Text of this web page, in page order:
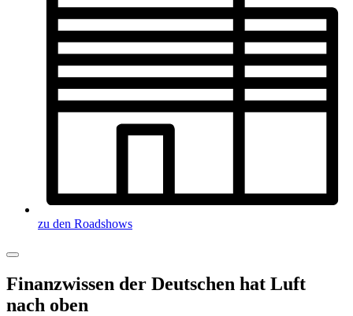
zu den Roadshows
Finanzwissen der Deutschen hat Luft
nach oben